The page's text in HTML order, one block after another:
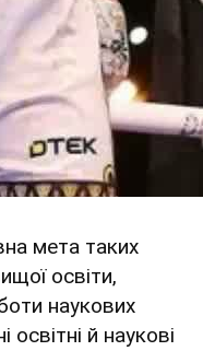
мета таких
освіти,
наукових
й наукові